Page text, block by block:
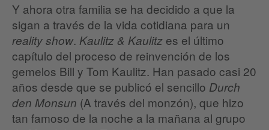
Y ahora otra familia se ha decidido a que la
sigan a través de la vida cotidiana para un
reality show. Kaulitz & Kaulitz es el último
capítulo del proceso de reinvención de los
gemelos Bill y Tom Kaulitz. Han pasado casi 20
años desde que se publicó el sencillo Durch
den Monsun (A través del monzón), que hizo
tan famoso de la noche a la mañana al grupo